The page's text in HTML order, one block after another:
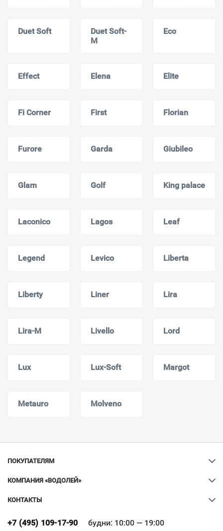
Duet Soft
Duet Soft-
M
Eco
Effect Elena Elite
Fi Corner First Florian
Furore Garda Giubileo
Glam Golf King palace
Laconico Lagos Leaf
Legend Levico Liberta
Liberty Liner Lira
Lira-M Livello Lord
Lux Lux-Soft Margot
Metauro Molveno
ПОКУПАТЕЛЯМ
КОМПАНИЯ «ВОДОЛЕЙ»
КОНТАКТЫ
+7 (495) 109-17-90 будни: 10:00 — 19:00